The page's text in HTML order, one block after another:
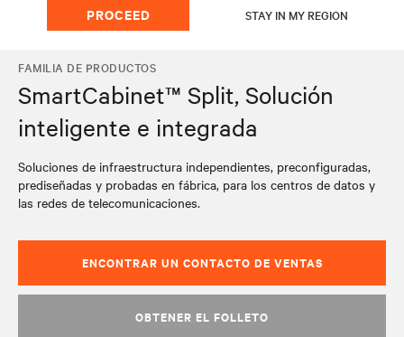
PROCEED STAY IN MY REGION
FAMILIA DE PRODUCTOS
SmartCabinet™ Split, Solución
inteligente e integrada
Soluciones de infraestructura independientes, preconfiguradas,
prediseñadas y probadas en fábrica, para los centros de datos y
las redes de telecomunicaciones.
ENCONTRAR UN CONTACTO DE VENTAS
OBTENER EL FOLLETO